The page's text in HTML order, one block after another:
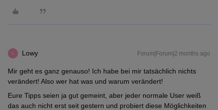
Lowy Forum|Forum|2 months ago
Mir geht es ganz genauso! Ich habe bei mir tatsächlich nichts
verändert! Also wer hat was und warum verändert!
Eure Tipps seien ja gut gemeint, aber jeder normale User weiß
das auch nicht erst seit gestern und probiert diese Möglichkeiten